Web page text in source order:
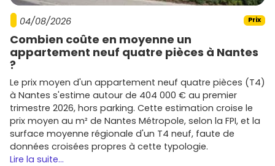
Des acteurs régionaux se distinguent également par leur
expertise locale et leurs projets adaptés aux spécificités
de Vénissieux.
04/08/2026 Prix
Combien coûte en moyenne un
appartement neuf quatre pièces à Nantes
?
Le prix moyen d'un appartement neuf quatre pièces (T4)
à Nantes s'estime autour de 404 000 € au premier
trimestre 2026, hors parking. Cette estimation croise le
prix moyen au m² de Nantes Métropole, selon la FPI, et la
surface moyenne régionale d'un T4 neuf, faute de
données croisées propres à cette typologie.
Lire la suite...